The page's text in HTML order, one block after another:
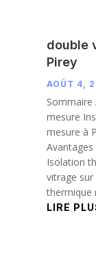
double
Pirey
AOÛT 4,
Sommaire
mesure
mesure à
Isolation
vitrage
thermique
LIRE